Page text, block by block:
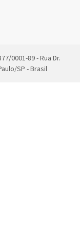
0001-89 - Rua Dr.
SP - Brasil